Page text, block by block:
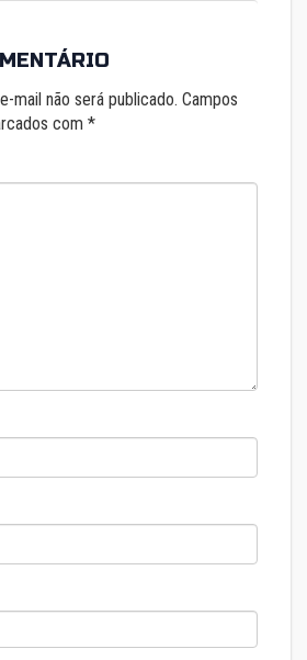
mail não será publicado. Campos
com *